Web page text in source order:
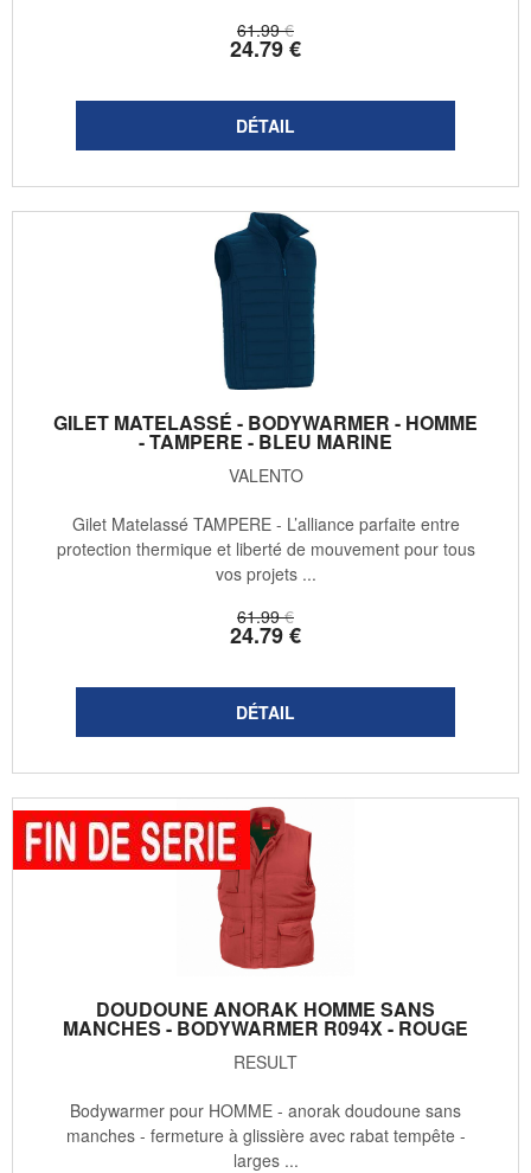
61.99 €
24.79€
GILET MATELASSÉ - BODYWARMER - HOMME
- TAMPERE - BLEU MARINE
VALENTO
61.99 €
24.79€
Gilet Matelassé TAMPERE - L’alliance parfaite entre
protection thermique et liberté de mouvement pour tous
vos projets ...
DOUDOUNE ANORAK HOMME SANS
MANCHES - BODYWARMER R094X - ROUGE
RESULT
Bodywarmer pour HOMME - anorak doudoune sans
manches - fermeture à glissière avec rabat tempête -
larges ...